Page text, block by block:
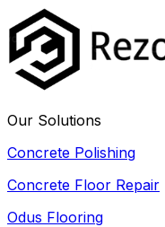
Our Solutions
Concrete Polishing
Concrete Floor Repair
Odus Flooring